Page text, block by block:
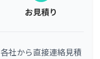
お見積り
各社から直接連絡見積